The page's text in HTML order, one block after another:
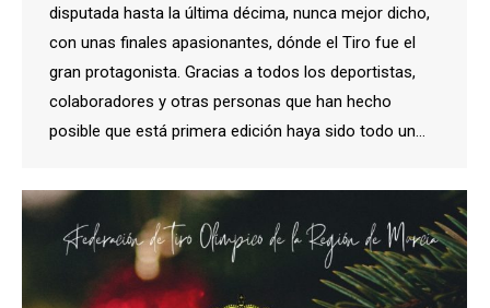
disputada hasta la última décima, nunca mejor dicho,
con unas finales apasionantes, dónde el Tiro fue el
gran protagonista. Gracias a todos los deportistas,
colaboradores y otras personas que han hecho
posible que está primera edición haya sido todo un…